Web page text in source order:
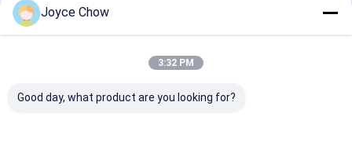
Joyce Chow
3:32 PM
Good day, what product are you looking for?